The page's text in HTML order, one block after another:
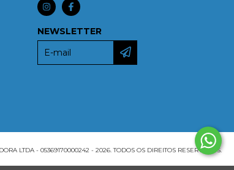
NEWSLETTER
LTDA - 05369170000242 - 2026. TODOS OS DIREITOS RESERVADOS.